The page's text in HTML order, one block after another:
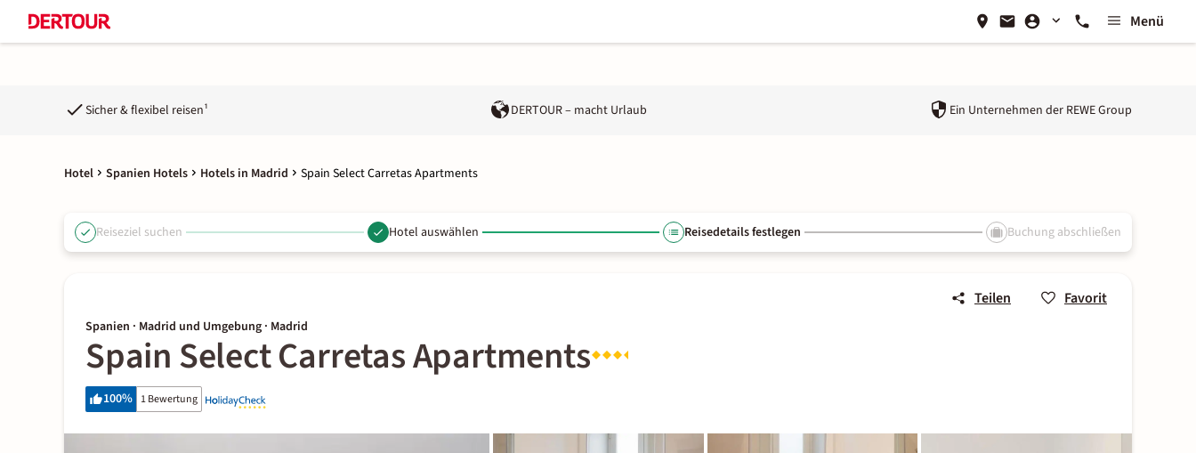
Menü
Sicher & flexibel reisen¹ DERTOUR – macht Urlaub Ein Unternehmen der REWE Group
Hotel Spanien Hotels Hotels in Madrid Spain Select Carretas Apartments
Reiseziel suchen Hotel auswählen Reisedetails festlegen Buchung abschließen
Teilen Favorit
Spanien · Madrid und Umgebung · Madrid
Spain Select Carretas Apartments
100% 1 Bewertung